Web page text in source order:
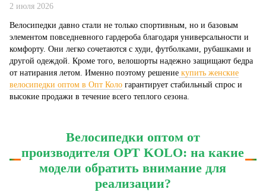
2 июля 2026
Велосипедки давно стали не только спортивным, но и базовым
элементом повседневного гардероба благодаря универсальности и
комфорту. Они легко сочетаются с худи, футболками, рубашками и
другой одеждой. Кроме того, велошорты надежно защищают бедра
от натирания летом. Именно поэтому решение купить женские
велосипедки оптом в Опт Коло гарантирует стабильный спрос и
высокие продажи в течение всего теплого сезона.
Велосипедки оптом от
производителя OPT KOLO: на какие
модели обратить внимание для
реализации?